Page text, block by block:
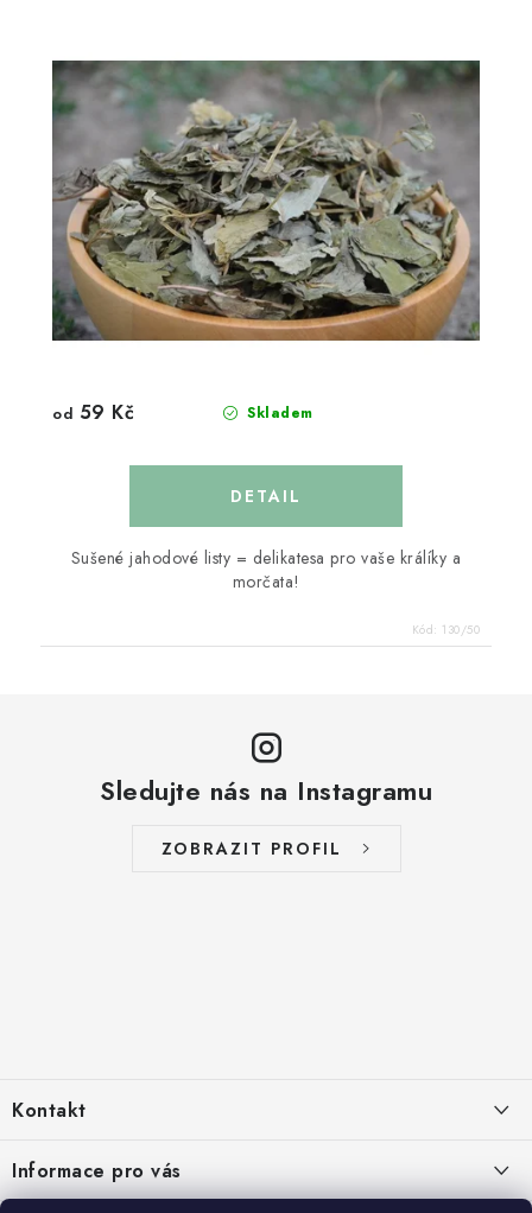
Skladem
od 59 Kč
Sušené jahodové listy = delikatesa pro vaše králíky a
morčata!
Kód: 130/50
Sledujte nás na Instagramu
ZOBRAZIT PROFIL
p
a
t
Kontakt
zelenyusak.cz
Informace pro vás